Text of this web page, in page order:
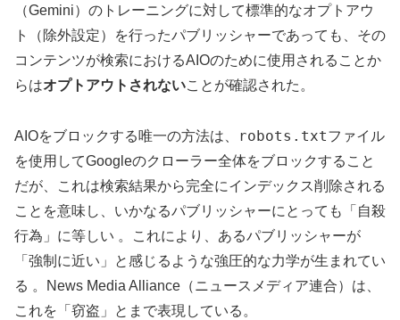
（Gemini）のトレーニングに対して標準的なオプトアウ
ト（除外設定）を行ったパブリッシャーであっても、その
コンテンツが検索におけるAIOのために使用されることか
らはオプトアウトされないことが確認された。
AIOをブロックする唯一の方法は、 robots.txtファイル
を使用してGoogleのクローラー全体をブロックすること
だが、これは検索結果から完全にインデックス削除される
ことを意味し、いかなるパブリッシャーにとっても「自殺
行為」に等しい 。これにより、あるパブリッシャーが
「強制に近い」と感じるような強圧的な力学が生まれてい
る 。News Media Alliance（ニュースメディア連合）は、
これを「窃盗」とまで表現している。